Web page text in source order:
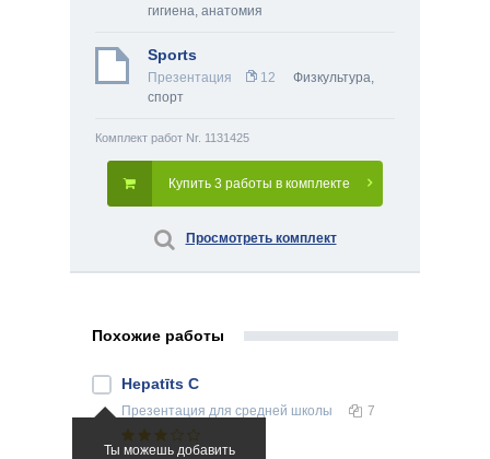
гигиена, анатомия
Sports
Презентация 12
Физкультура,
спорт
Комплект работ Nr. 1131425
Купить 3 работы в комплекте
Просмотреть комплект
Похожие работы
Ты можешь добавить
Hepatīts C
Презентация для средней школы 7